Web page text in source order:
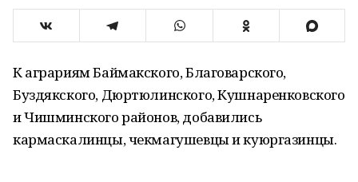
К аграриям Баймакского, Благоварского,
Буздякского, Дюртюлинского, Кушнаренковского
и Чишминского районов, добавились
кармаскалинцы, чекмагушевцы и куюргазинцы.